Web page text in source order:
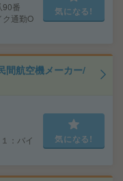
90番
ク通勤O
気になる!
間航空機メーカー/
：バイ
気になる!